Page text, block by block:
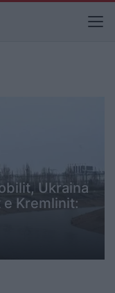
Ukraina
Kremlinit: